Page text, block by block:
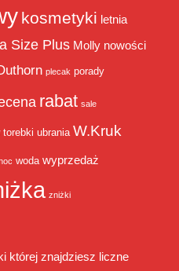
kosmetyki letnia
Size Plus Molly nowości
plecak porady
rabat sale
torebki ubrania W.Kruk
woda wyprzedaż
zniżki
której znajdziesz liczne